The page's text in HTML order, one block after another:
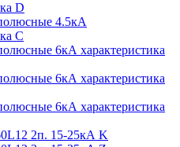
D
4.5кА
С
6кА характеристика
6кА характеристика
6кА характеристика
2п. 15-25кА K